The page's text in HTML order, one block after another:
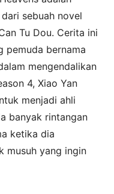
sebuah novel
Tu Dou. Cerita ini
pemuda bernama
mengendalikan
4, Xiao Yan
menjadi ahli
banyak rintangan
ketika dia
musuh yang ingin